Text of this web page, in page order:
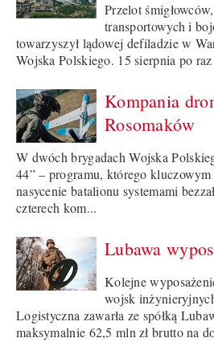
Przelot
transportowych i
towarzyszył lądowej defiladzie w
Wojska Polskiego. 15 sierpnia po
Kompania
Rosomaków
W dwóch brygadach Wojska
44” – programu, którego kluczowym
nasycenie batalionu systemami
czterech kom...
Lubawa
Kolejne
wojsk
Logistyczna zawarła ze spółką
maksymalnie 62,5 mln zł brutto na